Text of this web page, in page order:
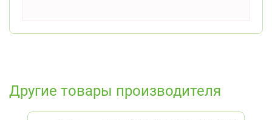
Другие товары производителя